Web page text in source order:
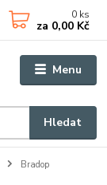
Menu
Hledat
0 ks
za 0,00 Kč
Bradop